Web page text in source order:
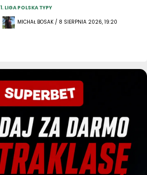
1. LIGA POLSKA TYPY
MICHAŁ BOSAK / 8 SIERPNIA 2026, 19:20